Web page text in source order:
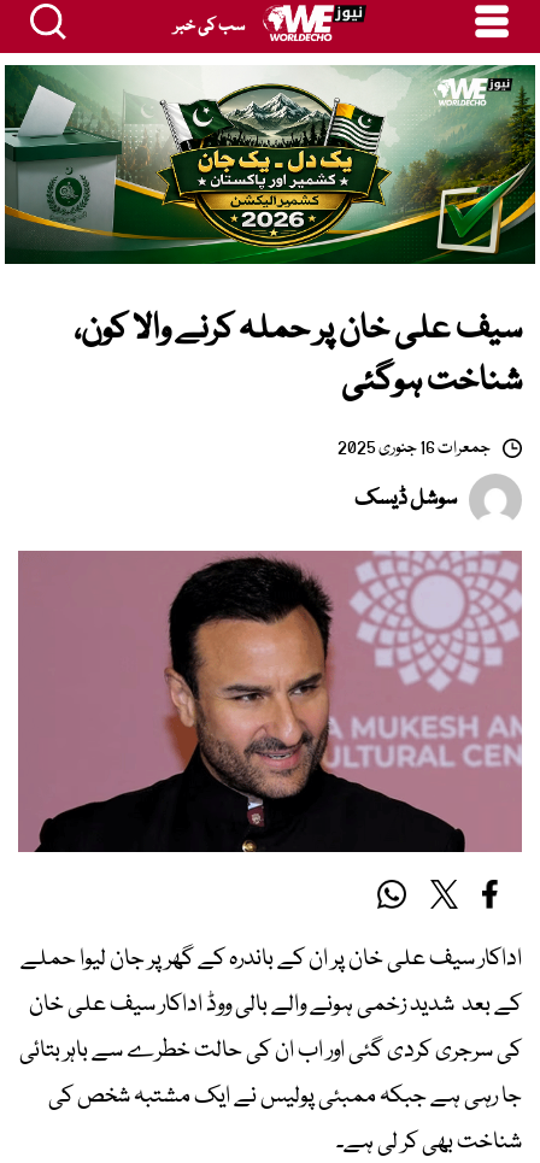
سب کی خبر
سیف علی خان پر حملہ کرنے والا کون،
شناخت ہوگئی
جمعرات 16 جنوری 2025
سوشل ڈیسک
اداکار سیف علی خان پر ان کے باندرہ کے گھر پر جان لیوا حملے
کے بعد شدید زخمی ہونے والے بالی ووڈ اداکار سیف علی خان
کی سرجری کردی گئی اور اب ان کی حالت خطرے سے باہر بتائی
جا رہی ہے جبکہ ممبئی پولیس نے ایک مشتبہ شخص کی
شناخت بھی کر لی ہے۔